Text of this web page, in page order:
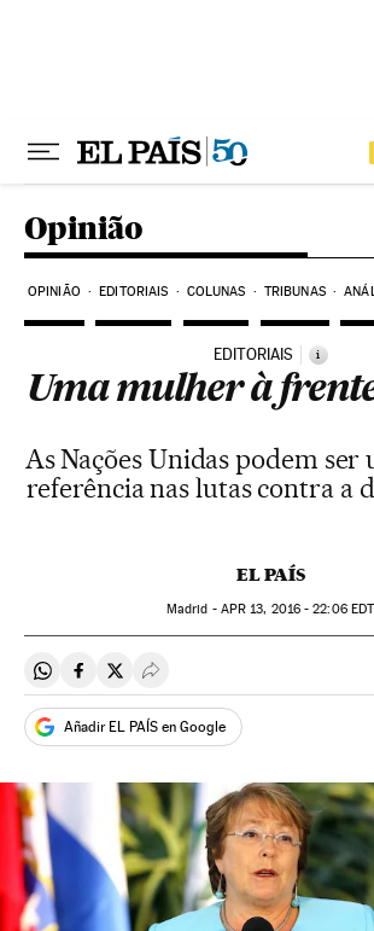
Opinião
OPINIÃO EDITORIAIS COLUNAS TRIBUNAS
EDITORIAIS i
Uma mulher à
As Nações Unidas podem
referência nas lutas contra a
EL PAÍS
Madrid - APR 13, 2016 - 22:06EDT
Compartir en Whatsapp
Compartir en Facebook
Compartir en Twitter
Desplegar Redes Sociales
Añadir EL PAÍS en Google